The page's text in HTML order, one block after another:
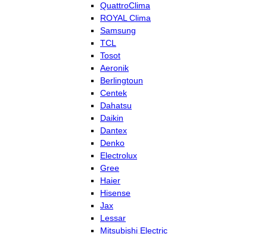
QuattroClima
ROYAL Clima
Samsung
TCL
Tosot
Aeronik
Berlingtoun
Centek
Dahatsu
Daikin
Dantex
Denko
Electrolux
Gree
Haier
Hisense
Jax
Lessar
Mitsubishi Electric